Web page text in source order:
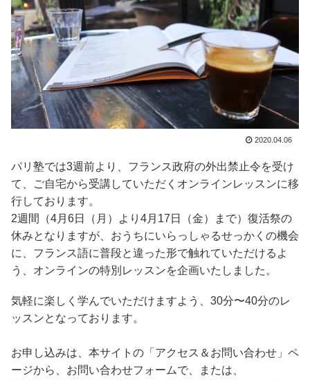
2020.04.06
パリ塾では3週前より、フランス政府の外出禁止令を受け
て、ご自宅から受講していただくオンラインレッスンに移
行しております。
2週間（4月6日（月）より4月17日（金）まで）復活祭の
休みとなりますが、おうちにいらっしゃるせっかくの機会
に、フランス語に普段と違った形で触れていただけるよ
う、オンラインの特別レッスンを企画いたしました。
気軽に楽しく学んでいただけますよう、30分〜40分のレ
ッスンとなっております。
お申し込みは、本サイトの「アクセス＆お問い合わせ」ペ
ージから、お問い合わせフォームで、または、